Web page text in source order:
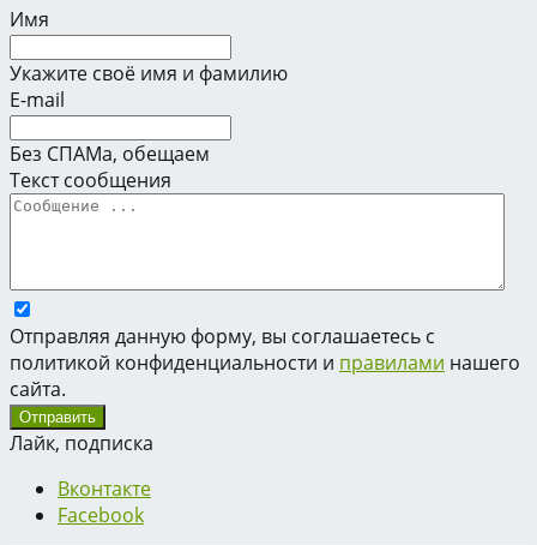
Имя
Укажите своё имя и фамилию
E-mail
Без СПАМа, обещаем
Текст сообщения
Отправляя данную форму, вы соглашаетесь с
политикой конфиденциальности и правилами нашего
сайта.
Лайк, подписка
Вконтакте
Facebook